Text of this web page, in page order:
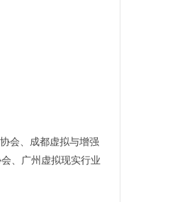
会、成都虚拟与增强
、广州虚拟现实行业